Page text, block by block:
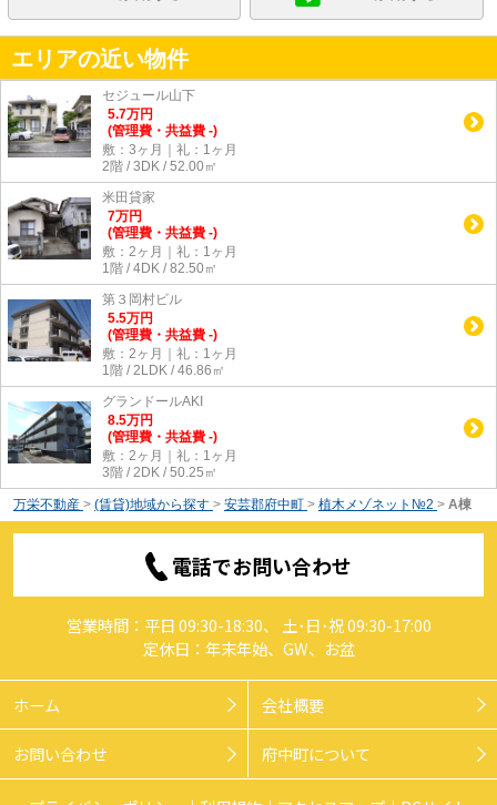
エリアの近い物件
セジュール山下
5.7万円
(管理費・共益費 -)
敷：3ヶ月｜礼：1ヶ月
2階 / 3DK / 52.00㎡
米田貸家
7万円
(管理費・共益費 -)
敷：2ヶ月｜礼：1ヶ月
1階 / 4DK / 82.50㎡
第３岡村ビル
5.5万円
(管理費・共益費 -)
敷：2ヶ月｜礼：1ヶ月
1階 / 2LDK / 46.86㎡
グランドールAKI
8.5万円
(管理費・共益費 -)
敷：2ヶ月｜礼：1ヶ月
3階 / 2DK / 50.25㎡
万栄不動産 > (賃貸)地域から探す > 安芸郡府中町 > 植木メゾネット№2 > A棟
電話でお問い合わせ
営業時間：平日 09:30-18:30、 土･日･祝 09:30-17:00
定休日：年末年始、GW、お盆
ホーム 会社概要
お問い合わせ 府中町について